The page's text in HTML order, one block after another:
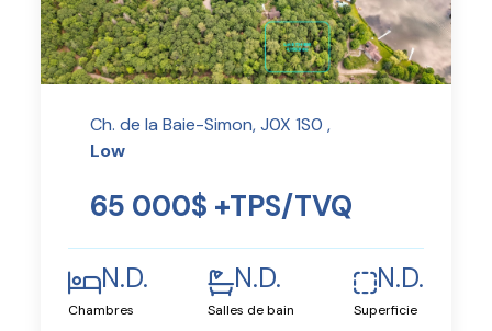
Ch. de la Baie-Simon, J0X 1S0 ,
Low
65 000$ +TPS/TVQ
N.D.
Chambres
N.D.
Salles de bain
N.D.
Superficie